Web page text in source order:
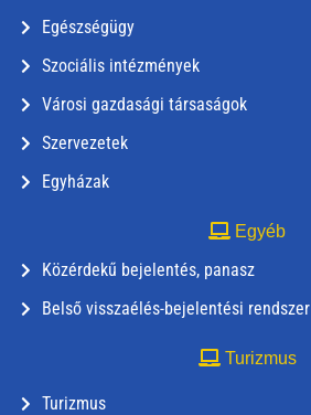
Egészségügy
Szociális intézmények
Városi gazdasági társaságok
Szervezetek
Egyházak
Egyéb
Közérdekű bejelentés, panasz
Belső visszaélés-bejelentési rendszer
Turizmus
Turizmus